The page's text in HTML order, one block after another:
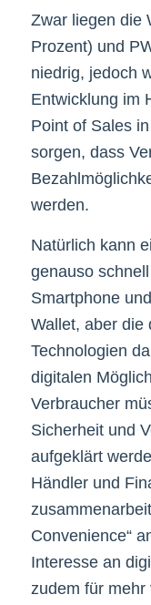
Zwar liegen die
Prozent) und
niedrig, jedoch
Entwicklung im
Point of Sales
sorgen, dass
werden.
Natürlich kann
genauso
Smartphone
Wallet, aber die
Technologien
digitalen
Verbraucher
Sicherheit und
aufgeklärt
Händler und
Convenience“
Interesse an
zudem für mehr